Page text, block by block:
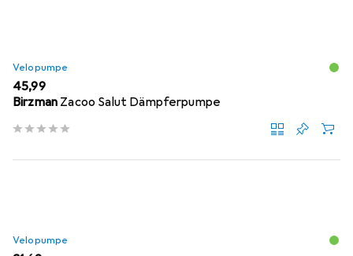
Velopumpe
EUR
45,99
Birzman Zacoo Salut Dämpferpumpe
Velopumpe